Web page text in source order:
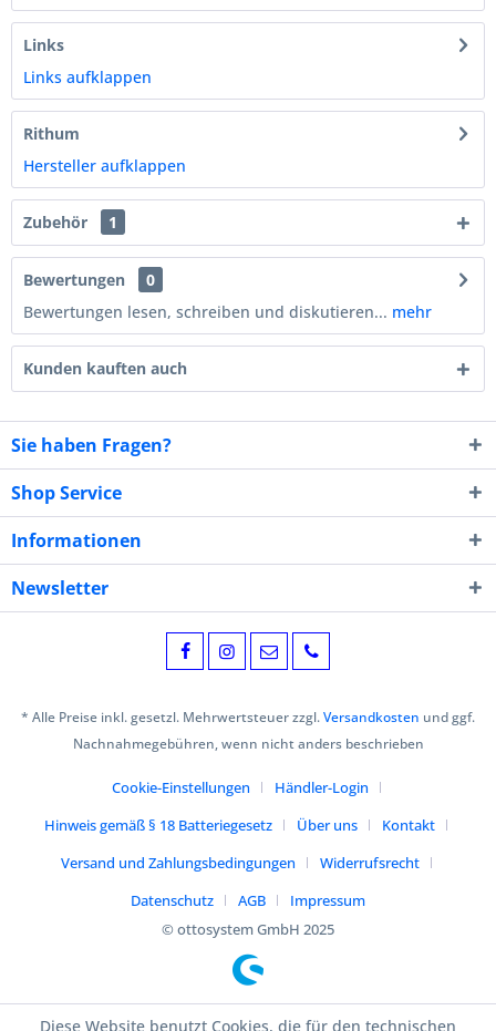
Links
Links aufklappen
Rithum
Hersteller aufklappen
Zubehör 1
Bewertungen
0
Bewertungen lesen, schreiben und diskutieren... mehr
Kunden kauften auch
Sie haben Fragen?
Shop Service
Informationen
Newsletter
* Alle Preise inkl. gesetzl. Mehrwertsteuer zzgl.Versandkosten und ggf.
Nachnahmegebühren, wenn nicht anders beschrieben
Cookie-Einstellungen
Händler-Login
Hinweis gemäß § 18 Batteriegesetz
Über uns
Kontakt
Versand und Zahlungsbedingungen
Widerrufsrecht
Datenschutz
AGB
Impressum
© ottosystem GmbH 2025
Diese Website benutzt Cookies, die für den technischen